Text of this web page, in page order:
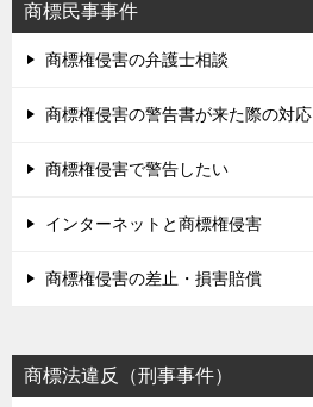
商標民事事件
商標権侵害の弁護士相談
商標権侵害の警告書が来た際の対応
商標権侵害で警告したい
インターネットと商標権侵害
商標権侵害の差止・損害賠償
商標法違反（刑事事件）